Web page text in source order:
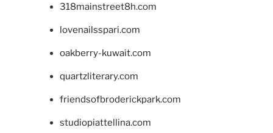
318mainstreet8h.com
lovenailsspari.com
oakberry-kuwait.com
quartzliterary.com
friendsofbroderickpark.com
studiopiattellina.com